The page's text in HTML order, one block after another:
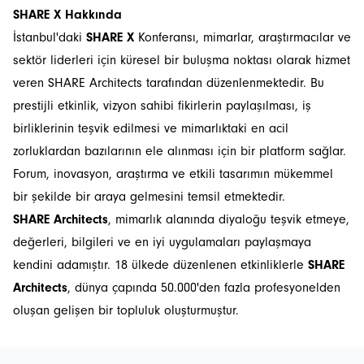
İstanbulSMD
Haberler
SHARE X Hakkında
İstanbul'daki SHARE X Konferansı, mimarlar, araştırmacılar ve
sektör liderleri için küresel bir buluşma noktası olarak hizmet
veren SHARE Architects tarafından düzenlenmektedir. Bu
prestijli etkinlik, vizyon sahibi fikirlerin paylaşılması, iş
birliklerinin teşvik edilmesi ve mimarlıktaki en acil
zorluklardan bazılarının ele alınması için bir platform sağlar.
Forum, inovasyon, araştırma ve etkili tasarımın mükemmel
bir şekilde bir araya gelmesini temsil etmektedir.
SHARE Architects, mimarlık alanında diyaloğu teşvik etmeye,
değerleri, bilgileri ve en iyi uygulamaları paylaşmaya
kendini adamıştır. 18 ülkede düzenlenen etkinliklerle SHARE
Architects, dünya çapında 50.000'den fazla profesyonelden
oluşan gelişen bir topluluk oluşturmuştur.